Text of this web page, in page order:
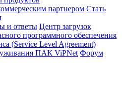
партнером Стать
и ответы Центр загрузок
программного обеспечения
(Service Level Agreement)
ПАК ViPNet Форум